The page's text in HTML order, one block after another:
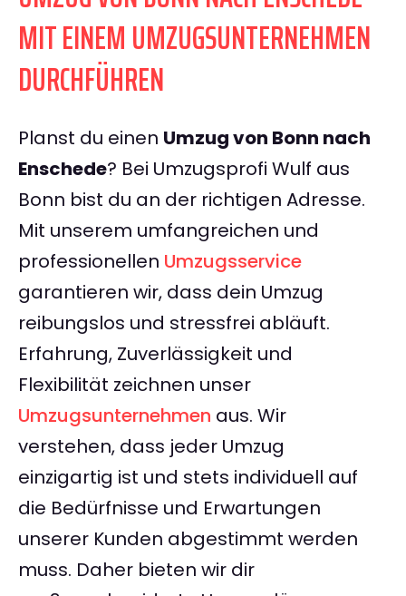
MIT EINEM UMZUGSUNTERNEHMEN
DURCHFÜHREN
Planst du einen Umzug von Bonn nach
Enschede? Bei Umzugsprofi Wulf aus
Bonn bist du an der richtigen Adresse.
Mit unserem umfangreichen und
professionellen Umzugsservice
garantieren wir, dass dein Umzug
reibungslos und stressfrei abläuft.
Erfahrung, Zuverlässigkeit und
Flexibilität zeichnen unser
Umzugsunternehmen aus. Wir
verstehen, dass jeder Umzug
einzigartig ist und stets individuell auf
die Bedürfnisse und Erwartungen
unserer Kunden abgestimmt werden
muss. Daher bieten wir dir